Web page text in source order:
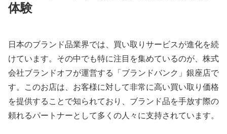
体験
日本のブランド品業界では、買い取りサービスが進化を続
けています。その中でも特に注目を集めているのが、株式
会社ブランドオフが運営する「ブランドバンク」銀座店で
す。このお店は、お客様に対して非常に高い買い取り価格
を提供することで知られており、ブランド品を手放す際の
頼れるパートナーとして多くの人々に支持されています。